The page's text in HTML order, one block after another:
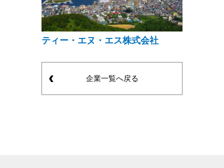
ティー・エヌ・エス株式会社
企業一覧へ戻る